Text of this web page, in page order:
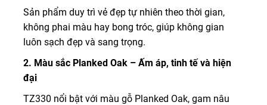
Sản phẩm duy trì vẻ đẹp tự nhiên theo thời gian,
không phai màu hay bong tróc, giúp không gian
luôn sạch đẹp và sang trọng.
2. Màu sắc Planked Oak – Ấm áp, tinh tế và hiện
đại
TZ330 nổi bật với màu gỗ Planked Oak, gam nâu